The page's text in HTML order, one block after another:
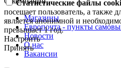
Статистические файлы
посещает пользователь, а
является анонимной и
превышает 1 год.
Настроить
Принять
Магазины
Европочта - пункты
Новости
О нас
Вакансии